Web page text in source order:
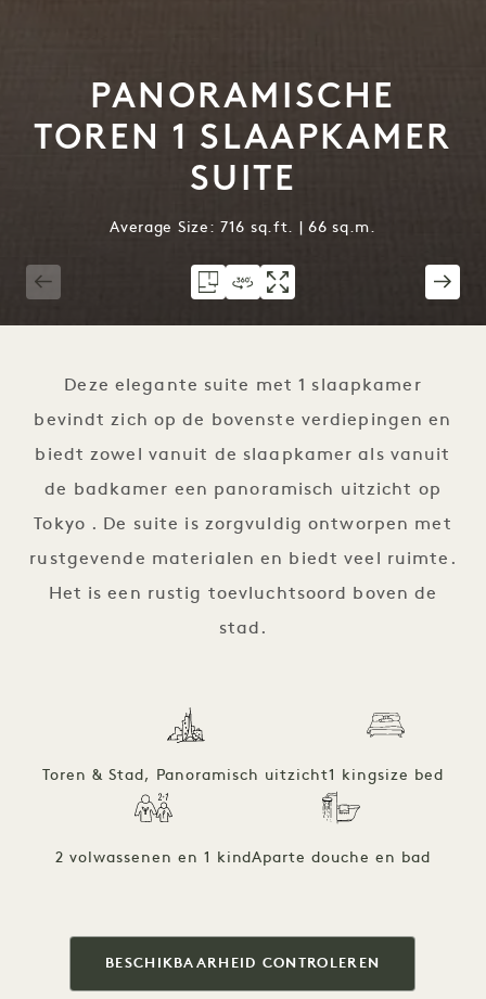
PANORAMISCHE
TOREN 1 SLAAPKAMER
SUITE
Average Size: 716 sq.ft. | 66 sq.m.
Deze elegante suite met 1 slaapkamer
bevindt zich op de bovenste verdiepingen en
biedt zowel vanuit de slaapkamer als vanuit
de badkamer een panoramisch uitzicht op
Tokyo . De suite is zorgvuldig ontworpen met
rustgevende materialen en biedt veel ruimte.
Het is een rustig toevluchtsoord boven de
stad.
Toren & Stad, Panoramisch uitzicht1 kingsize bed
2 volwassenen en 1 kindAparte douche en bad
BESCHIKBAARHEID CONTROLEREN